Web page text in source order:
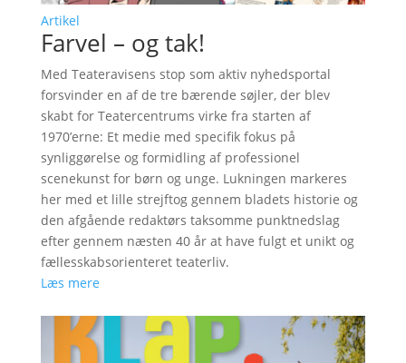
Artikel
Farvel – og tak!
Med Teateravisens stop som aktiv nyhedsportal
forsvinder en af de tre bærende søjler, der blev
skabt for Teatercentrums virke fra starten af
1970’erne: Et medie med specifik fokus på
synliggørelse og formidling af professionel
scenekunst for børn og unge. Lukningen markeres
her med et lille strejftog gennem bladets historie og
den afgående redaktørs taksomme punktnedslag
efter gennem næsten 40 år at have fulgt et unikt og
fællesskabsorienteret teaterliv.
Læs mere